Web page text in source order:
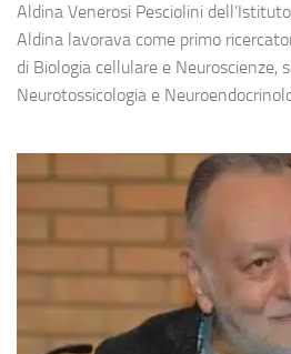
Aldina Venerosi Pesciolini
Aldina lavorava come primo
di Biologia cellulare e Neuroscienze,
Neurotossicologia e